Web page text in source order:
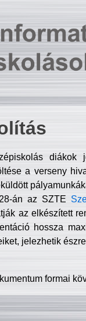
diákok
a verseny
án az SZTE
az elkészített
hossza
jelezhetik
formai